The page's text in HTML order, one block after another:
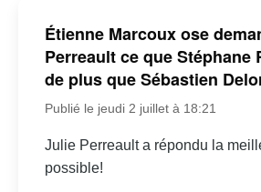
Étienne Marcoux ose
Perreault ce que Stéphane
de plus que Sébastien
Publié le jeudi 2 juillet à 18:21
Julie Perreault a répondu la
possible!